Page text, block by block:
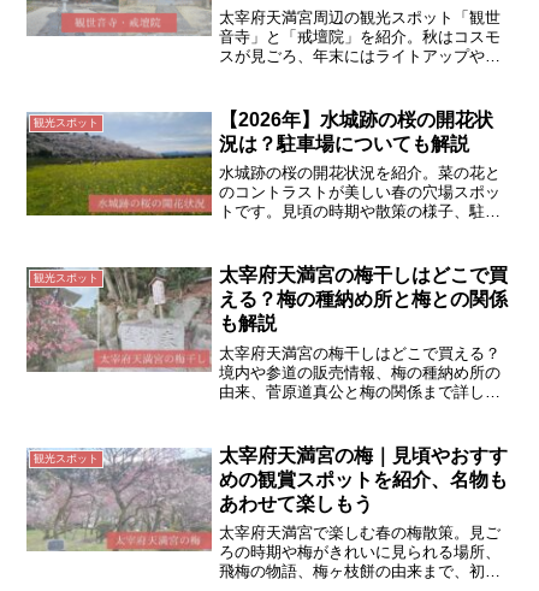
太宰府天満宮周辺の観光スポット「観世
音寺」と「戒壇院」を紹介。秋はコスモ
スが見ごろ、年末にはライトアップや除
観光スポット
【2026年】水城跡の桜の開花状
況は？駐車場についても解説
水城跡の桜の開花状況を紹介。菜の花と
のコントラストが美しい春の穴場スポッ
トです。見頃の時期や散策の様子、駐車
観光スポット
太宰府天満宮の梅干しはどこで買
える？梅の種納め所と梅との関係
も解説
太宰府天満宮の梅干しはどこで買える？
境内や参道の販売情報、梅の種納め所の
由来、菅原道真公と梅の関係まで詳しく
観光スポット
太宰府天満宮の梅｜見頃やおすす
めの観賞スポットを紹介、名物も
あわせて楽しもう
太宰府天満宮で楽しむ春の梅散策。見ご
ろの時期や梅がきれいに見られる場所、
飛梅の物語、梅ヶ枝餅の由来まで、初め